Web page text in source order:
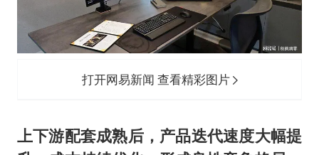
打开网易新闻 查看精彩图片
上下游配套成熟后，产品迭代速度大幅提